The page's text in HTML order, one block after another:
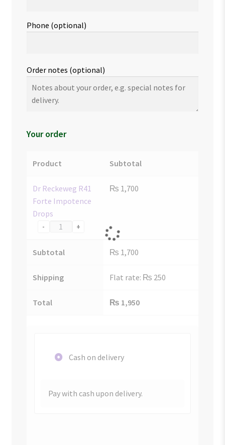
Phone (optional)
Order notes (optional)
Your order
Product Subtotal
Dr Reckeweg R41
Forte Impotence
Drops
- +
₨ 1,700
Subtotal ₨ 1,700
Shipping Flat rate: ₨ 250
Total ₨ 1,950
Cash on delivery
Pay with cash upon delivery.